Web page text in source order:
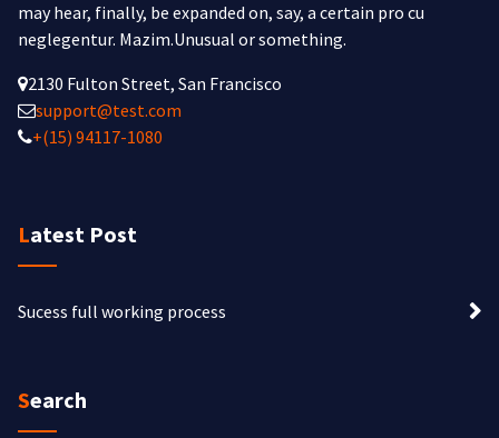
may hear, finally, be expanded on, say, a certain pro cu
neglegentur. Mazim.Unusual or something.
2130 Fulton Street, San Francisco
support@test.com
+(15) 94117-1080
Latest Post
Sucess full working process
Search